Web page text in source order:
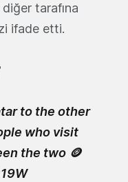
tarafına
ifade etti.
to the other
who visit
the two 🪙